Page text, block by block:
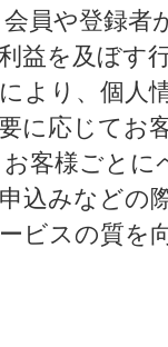
会員や登録
益を及ぼす
より、個人
に応じてお
お客様ごと
込みなどの
ビスの質を